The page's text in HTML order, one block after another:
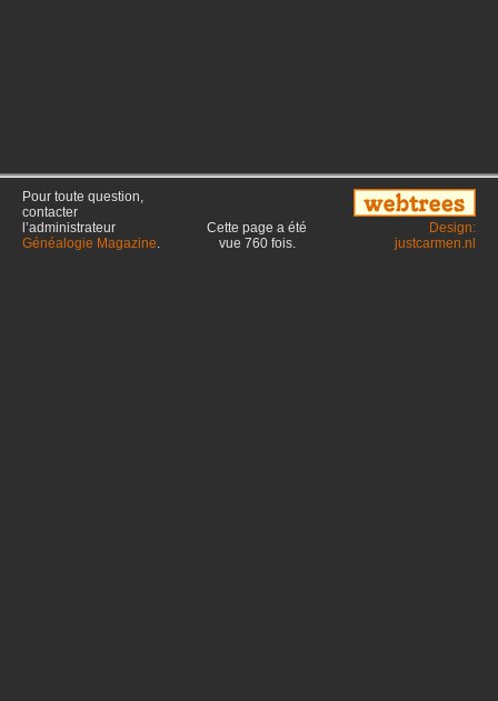
Pour toute question,
contacter
l’administrateur
Généalogie Magazine.
Cette page a été
vue 760fois.
Design:
justcarmen.nl